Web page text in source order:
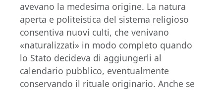
avevano la medesima origine. La natura
aperta e politeistica del sistema religioso
consentiva nuovi culti, che venivano
«naturalizzati» in modo completo quando
lo Stato decideva di aggiungerli al
calendario pubblico, eventualmente
conservando il rituale originario. Anche se